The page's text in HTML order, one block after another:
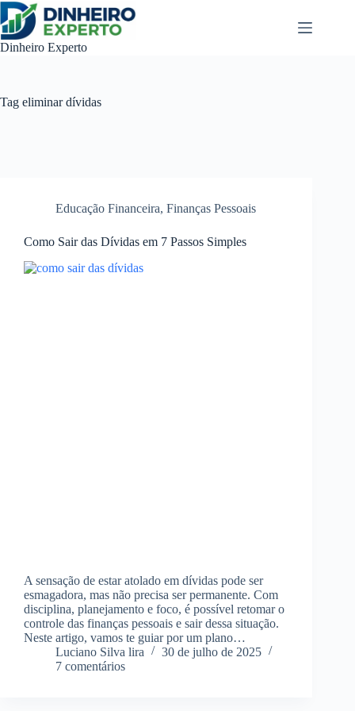
Pular
para
o
conteúdo
Dinheiro Experto
Tag eliminar dívidas
Educação Financeira, Finanças Pessoais
Como Sair das Dívidas em 7 Passos Simples
A sensação de estar atolado em dívidas pode ser
esmagadora, mas não precisa ser permanente. Com
disciplina, planejamento e foco, é possível retomar o
controle das finanças pessoais e sair dessa situação.
Neste artigo, vamos te guiar por um plano…
Luciano Silva lira
30 de julho de 2025
7 comentários